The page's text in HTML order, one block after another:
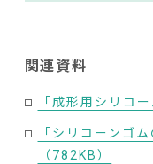
関連資料
「成形用シリコ
「シリコーンゴ
（782KB）